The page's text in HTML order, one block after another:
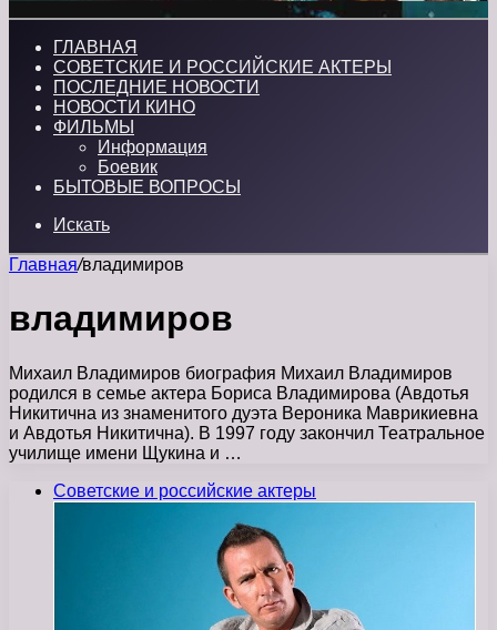
ГЛАВНАЯ
СОВЕТСКИЕ И РОССИЙСКИЕ АКТЕРЫ
ПОСЛЕДНИЕ НОВОСТИ
НОВОСТИ КИНО
ФИЛЬМЫ
Информация
Боевик
БЫТОВЫЕ ВОПРОСЫ
Искать
Главная/владимиров
владимиров
Михаил Владимиров биография Михаил Владимиров
родился в семье актера Бориса Владимирова (Авдотья
Никитична из знаменитого дуэта Вероника Маврикиевна
и Авдотья Никитична). В 1997 году закончил Театральное
училище имени Щукина и …
Советские и российские актеры